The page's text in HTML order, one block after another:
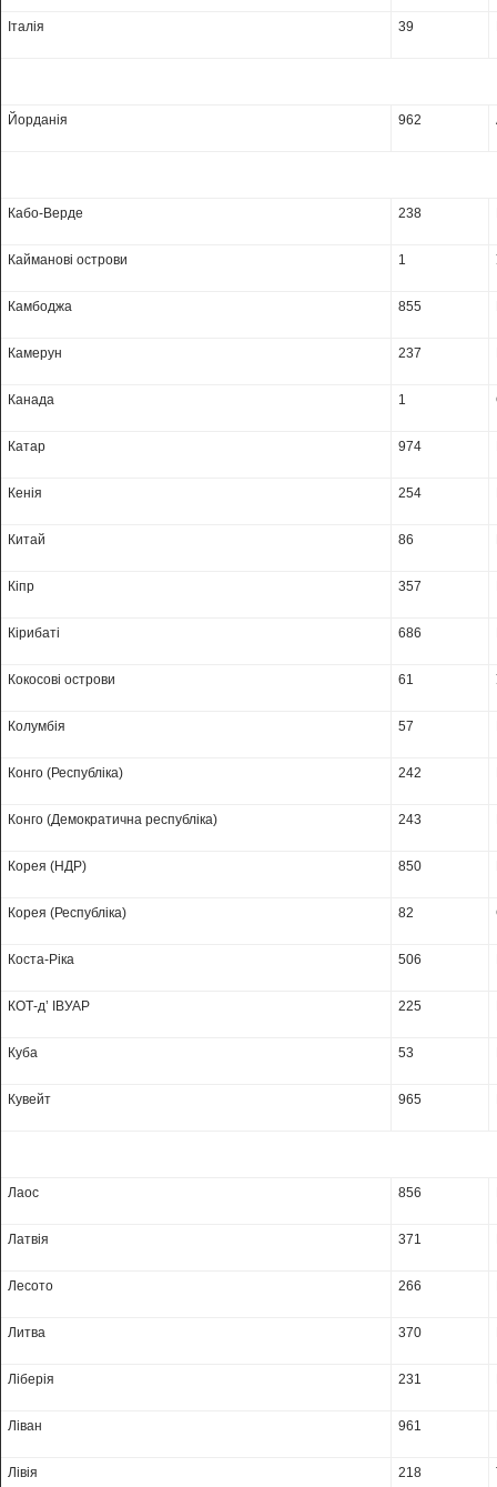
Італія 39
Йорданія 962
Кабо-Верде 238
Кайманові острови 1
Камбоджа 855
Камерун 237
Канада 1
Катар 974
Кенія 254
Китай 86
Кіпр 357
Кірибаті 686
Кокосові острови 61
Колумбія 57
Конго (Республіка) 242
Конго (Демократична республіка) 243
Корея (НДР) 850
Корея (Республіка) 82
Коста-Ріка 506
КОТ-д’ ІВУАР 225
Куба 53
Кувейт 965
Лаос 856
Латвія 371
Лесото 266
Литва 370
Ліберія 231
Ліван 961
Лівія 218